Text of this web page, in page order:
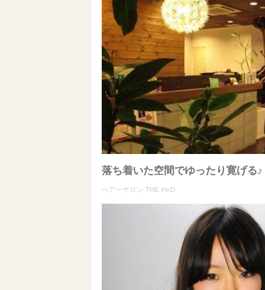
落ち着いた空間でゆったり寛げる♪
ヘアーサロン THE HeD